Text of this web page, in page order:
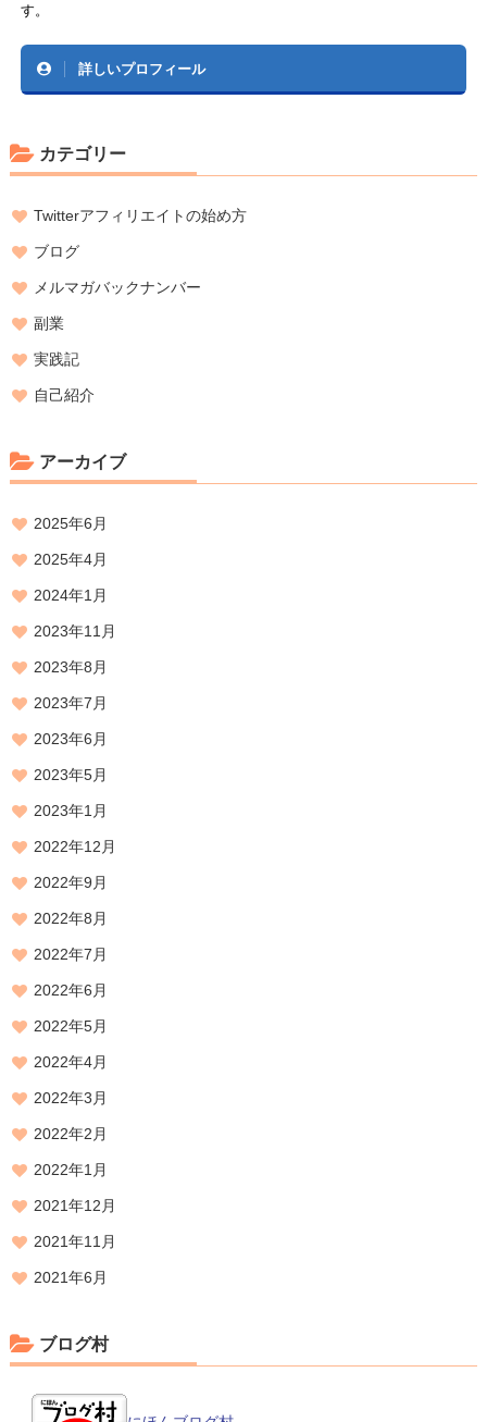
す。
詳しいプロフィール
カテゴリー
Twitterアフィリエイトの始め方
ブログ
メルマガバックナンバー
副業
実践記
自己紹介
アーカイブ
2025年6月
2025年4月
2024年1月
2023年11月
2023年8月
2023年7月
2023年6月
2023年5月
2023年1月
2022年12月
2022年9月
2022年8月
2022年7月
2022年6月
2022年5月
2022年4月
2022年3月
2022年2月
2022年1月
2021年12月
2021年11月
2021年6月
ブログ村